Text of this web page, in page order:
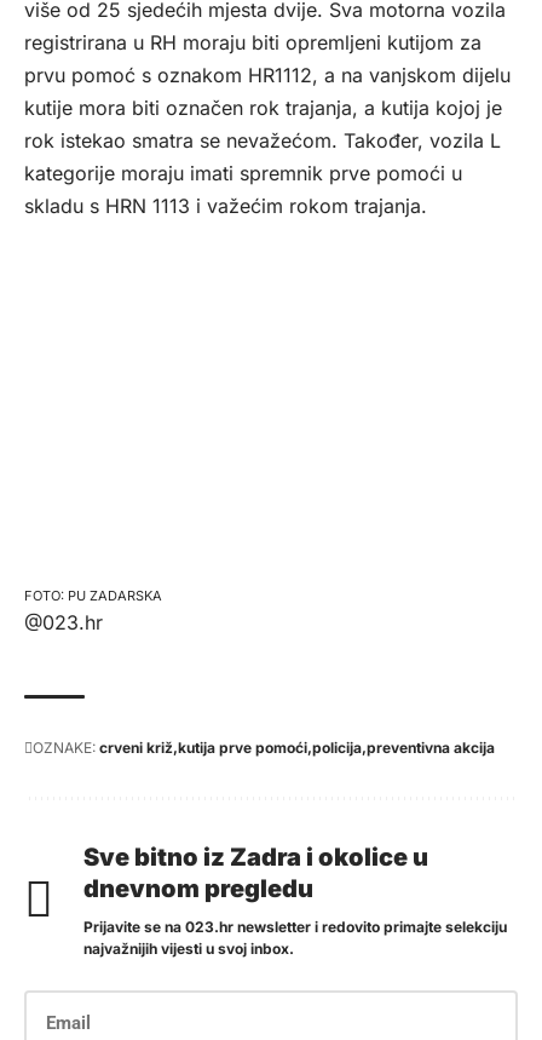
više od 25 sjedećih mjesta dvije. Sva motorna vozila
registrirana u RH moraju biti opremljeni kutijom za
prvu pomoć s oznakom HR1112, a na vanjskom dijelu
kutije mora biti označen rok trajanja, a kutija kojoj je
rok istekao smatra se nevažećom. Također, vozila L
kategorije moraju imati spremnik prve pomoći u
skladu s HRN 1113 i važećim rokom trajanja.
PU ZADARSKA
@023.hr
OZNAKE: crveni križ kutija prve pomoći policija preventivna akcija
Sve bitno iz Zadra i okolice u
dnevnom pregledu
Prijavite se na 023.hr newsletter i redovito primajte selekciju
najvažnijih vijesti u svoj inbox.